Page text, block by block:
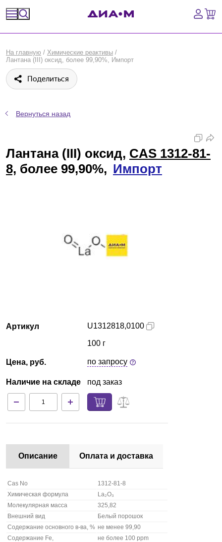
Оборудование, приборы
Расходные материалы, пластик, стекло
Химические реактивы, препараты, наборы
Библиотека
Партнеры
Технический сервис
Доставка и оплата
На главную / Химические реактивы /
Лантана (III) оксид, более 99,90%, Импорт
Поделиться
Вернуться назад
Лантана (III) оксид, CAS 1312-81-
8, более 99,90%, Импорт
Артикул
Цена, руб.
Наличие на складе
U1312818,0100
100 г
по запросу
под заказ
Описание Оплата и доставка
Cas No
1312-81-8
Химическая формула
La₂O₃
Молекулярная масса
325,82
Внешний вид
Белый порошок
Содержание основного в-ва, % не менее 99,90
Содержание Fe,
не более 100 ppm